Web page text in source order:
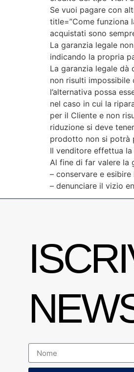
Se vuoi pagare con
title=”Come funziona
acquistati sono
La garanzia legale
indicando la propria
La garanzia legale dà
non risulti impossibile
l’alternativa possa
nel caso in cui la
per il Cliente e non
riduzione si deve
prodotto non si potrà
Il venditore effettua
Al fine di far valere la
– conservare e
– denunciare il vizio